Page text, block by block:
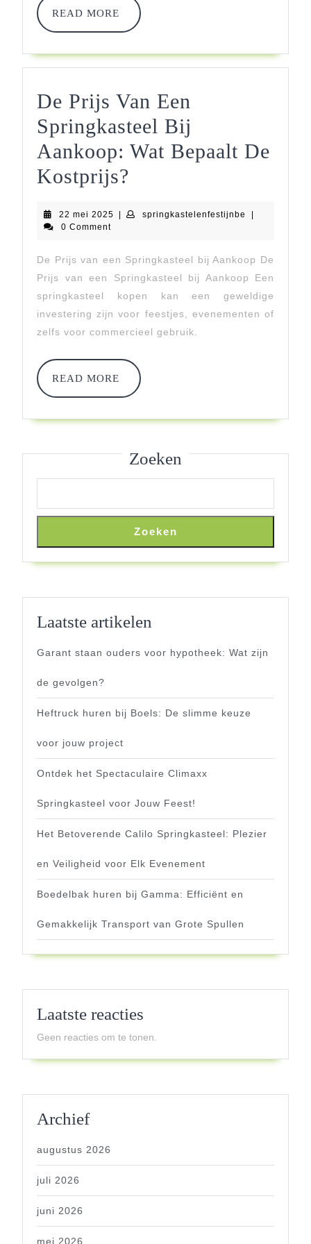
READ MORE
READ
MORE
De Prijs Van Een
Springkasteel Bij
Aankoop: Wat Bepaalt De
Kostprijs?
Van
Een
Springkasteel
Bij
Aankoop:
Bepaalt
De
Kostprijs?
22 mei 2025 22
springkastelenfestijnbe
0 Comment
De Prijs van een Springkasteel bij Aankoop De
Prijs van een Springkasteel bij Aankoop Een
springkasteel kopen kan een geweldige
investering zijn voor feestjes, evenementen of
zelfs voor commercieel gebruik.
READ MORE
READ
MORE
Zoeken
Zoeken
Laatste artikelen
Garant staan ouders voor hypotheek: Wat zijn
de gevolgen?
Heftruck huren bij Boels: De slimme keuze
voor jouw project
Ontdek het Spectaculaire Climaxx
Springkasteel voor Jouw Feest!
Het Betoverende Calilo Springkasteel: Plezier
en Veiligheid voor Elk Evenement
Boedelbak huren bij Gamma: Efficiënt en
Gemakkelijk Transport van Grote Spullen
Laatste reacties
Geen reacties om te tonen.
Archief
augustus 2026
juli 2026
juni 2026
mei 2026